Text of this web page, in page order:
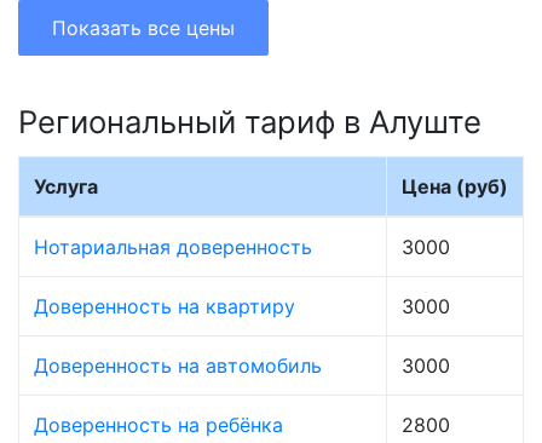
Показать все цены
Региональный тариф в Алуште
Услуга Цена (руб)
Нотариальная доверенность 3000
Доверенность на квартиру 3000
Доверенность на автомобиль 3000
Доверенность на ребёнка 2800